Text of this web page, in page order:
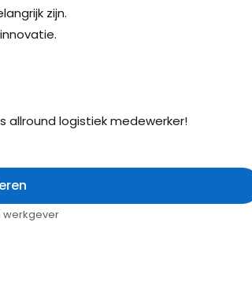
zijn.
allround logistiek medewerker!
werkgever